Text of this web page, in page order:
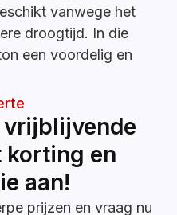
vanwege het
droogtijd. In die
een voordelig en
vrijblijvende
en
aan!
prijzen en vraag nu